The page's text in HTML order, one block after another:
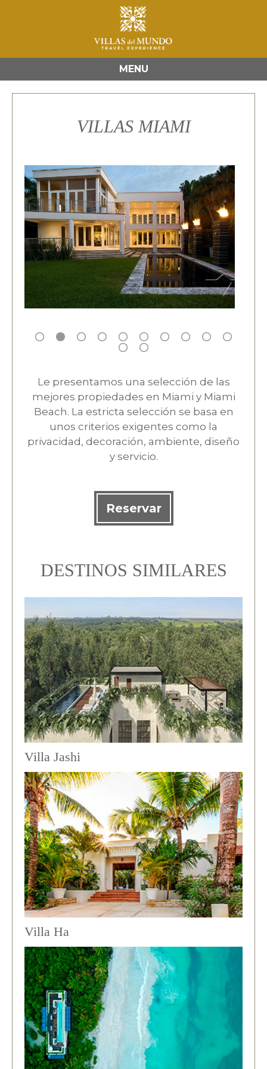
MENU
VILLAS MIAMI
Le presentamos una selección de las
mejores propiedades en Miami y Miami
Beach. La estricta selección se basa en
unos criterios exigentes como la
privacidad, decoración, ambiente, diseño
y servicio.
Reservar
DESTINOS SIMILARES
Villa Jashi
Villa Ha